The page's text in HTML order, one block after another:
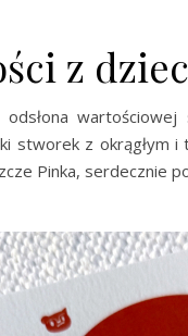
z
stworek z
Pinka, serdecznie